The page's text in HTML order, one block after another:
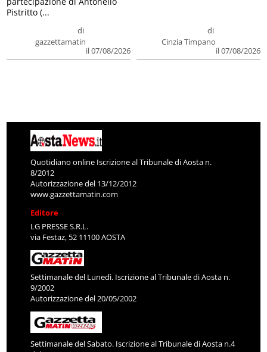
di
gazzettamatin
il 07/08/2026
Pistritto (...
di
Cinzia Timpano
il 07/08/2026
Quotidiano online Iscrizione al Tribunale di Aosta n.
8/2012
Autorizzazione del 13/12/2012
www.gazzettamatin.com
Editore
LG PRESSE S.R.L.
via Festaz, 52 11100 AOSTA
Settimanale del Lunedì. Iscrizione al Tribunale di Aosta n.
9/2002
Autorizzazione del 20/05/2002
Settimanale del Sabato. Iscrizione al Tribunale di Aosta n.4